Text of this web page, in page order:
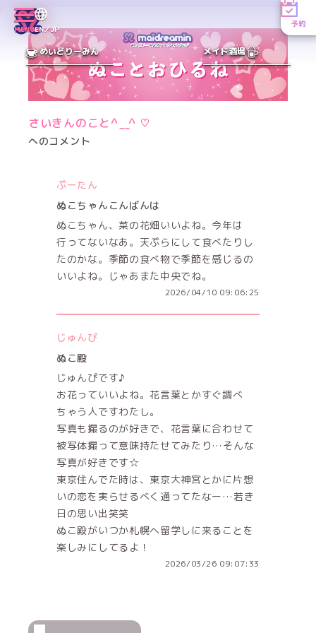
MENUEN／JP
予約
めいどりーみん メイド酒場
さいきんのこと^ ̳ ̫ ̳^ ♡
へのコメント
ぷーたん
ぬこちゃんこんばんは
ぬこちゃん、菜の花畑いいよね。今年は
行ってないなあ。天ぷらにして食べたりし
たのかな。季節の食べ物で季節を感じるの
いいよね。じゃあまた中央でね。
2026/04/10 09:06:25
じゅんぴ
ぬこ殿
じゅんぴです♪
お花っていいよね。花言葉とかすぐ調べ
ちゃう人ですわたし。
写真も撮るのが好きで、花言葉に合わせて
被写体撮って意味持たせてみたり…そんな
写真が好きです☆
東京住んでた時は、東京大神宮とかに片想
いの恋を実らせるべく通ってたなー…若き
日の思い出笑笑
ぬこ殿がいつか札幌へ留学しに来ることを
楽しみにしてるよ！
2026/03/26 09:07:33